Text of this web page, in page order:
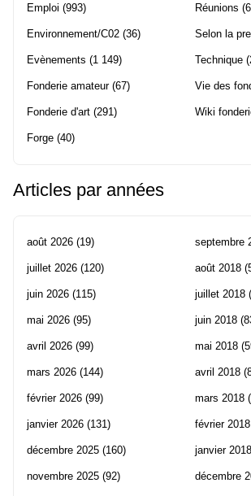
Emploi (993)
Environnement/C02 (36)
Evènements (1 149)
Fonderie amateur(67)
Fonderie d'art (291)
Forge (40)
Réunions
Selon la
Technique
Vie des
Wiki
Articles par années
août 2026 (19)
juillet 2026 (120)
juin 2026 (115)
mai 2026 (95)
avril 2026 (99)
mars 2026 (144)
février 2026 (99)
janvier 2026 (131)
décembre 2025 (160)
novembre 2025 (92)
septembre
août 2018
juillet 2018
juin 2018
mai 2018
avril 2018
mars 2018
février 2018
janvier 2018
décembre